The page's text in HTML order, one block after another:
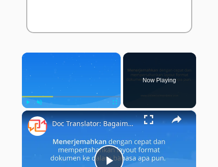
×
Play Unmute Fullscreen
Now Playing
×
Doc Translator: Bagaimana cara menggunakan penerjemah dokumen?